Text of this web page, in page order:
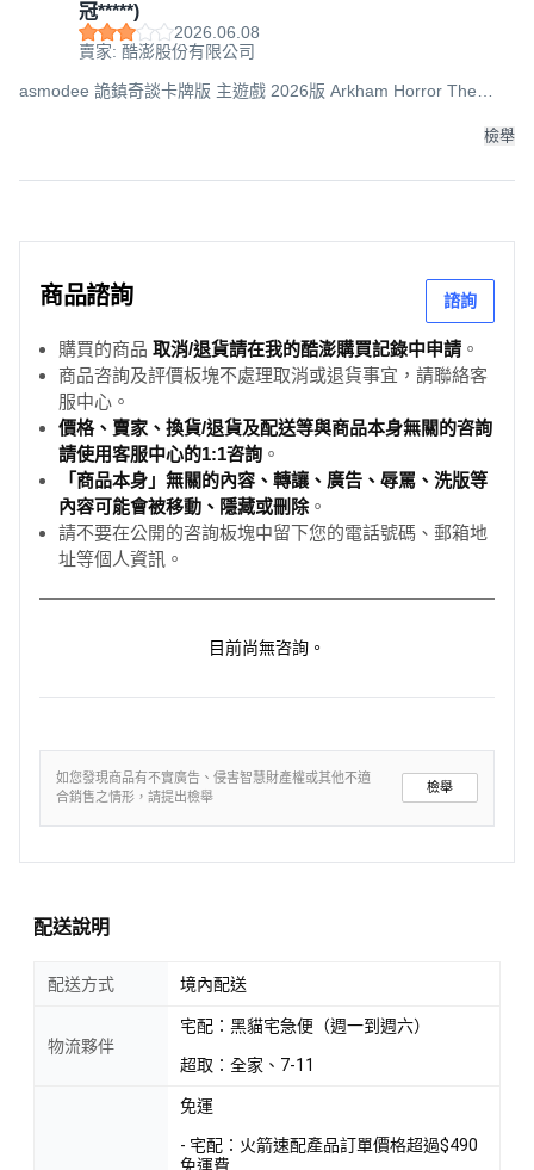
冠*****)
2026.06.08
賣家: 酷澎股份有限公司
asmodee 詭鎮奇談卡牌版 主遊戲 2026版 Arkham Horror The
檢舉
商品諮詢 諮詢
購買的商品 取消/退貨請在我的酷澎購買記錄中申請 。
商品咨詢及評價板塊不處理取消或退貨事宜，請聯絡客
服中心。
價格、賣家、換貨/退貨及配送等與商品本身無關的咨詢
請使用客服中心的1:1咨詢 。
「商品本身」無關的內容、轉讓、廣告、辱罵、洗版等
內容可能會被移動、隱藏或刪除。
請不要在公開的咨詢板塊中留下您的電話號碼、郵箱地
址等個人資訊。
目前尚無咨詢。
如您發現商品有不實廣告、侵害智慧財產權或其他不適
合銷售之情形，請提出檢舉
檢舉
配送說明
配送方式 境內配送
物流夥伴
宅配：黑貓宅急便（週一到週六）
超取：全家、7-11
免運
- 宅配：火箭速配產品訂單價格超過$490
免運費